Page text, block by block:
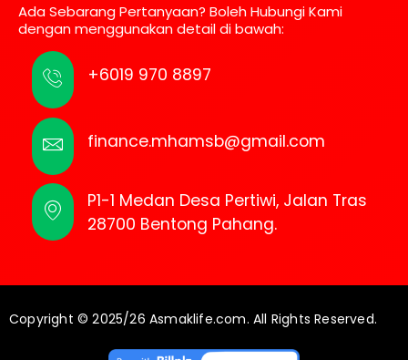
Ada Sebarang Pertanyaan? Boleh Hubungi Kami
dengan menggunakan detail di bawah:
+6019 970 8897
finance.mhamsb@gmail.com
P1-1 Medan Desa Pertiwi, Jalan Tras
28700 Bentong Pahang.
Copyright © 2025/26 Asmaklife.com. All Rights Reserved.